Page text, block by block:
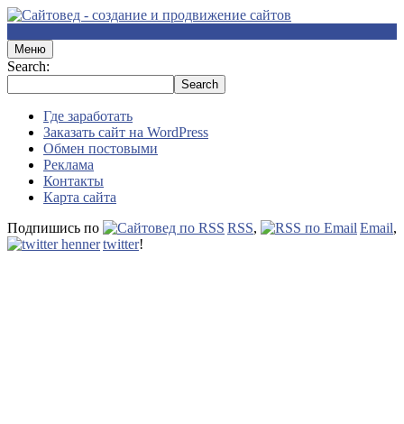
Меню
Search:
Где заработать
Заказать сайт на WordPress
Обмен постовыми
Реклама
Контакты
Карта сайта
Подпишись по
RSS, Email,
twitter!